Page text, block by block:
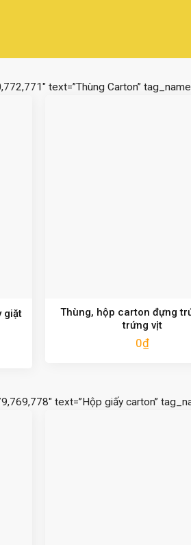
text=”Thùng Carton”
giặt
Thùng, hộp carton đựng
trứng vịt
0₫
text=”Hộp giấy carton”